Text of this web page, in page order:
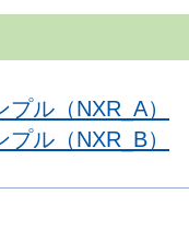
ル（NXR_A）
ル（NXR_B）